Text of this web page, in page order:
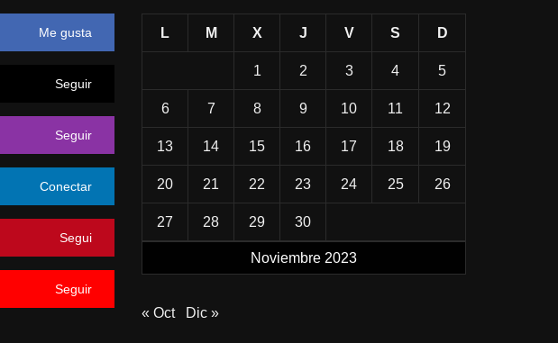
Me gusta
Seguir
Seguir
Conectar
Segui
Seguir
Noviembre 2023
L M X J V S D
1 2 3 4 5
6 7 8 9 10 11 12
13 14 15 16 17 18 19
20 21 22 23 24 25 26
27 28 29 30
« Oct Dic »